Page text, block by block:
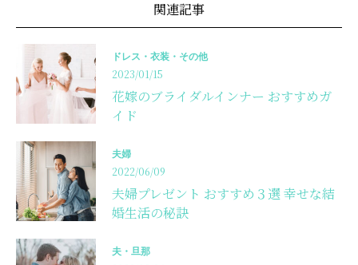
関連記事
ドレス・衣装・その他
2023/01/15
花嫁のブライダルインナー おすすめガ
イド
夫婦
2022/06/09
夫婦プレゼント おすすめ３選 幸せな結
婚生活の秘訣
夫・旦那